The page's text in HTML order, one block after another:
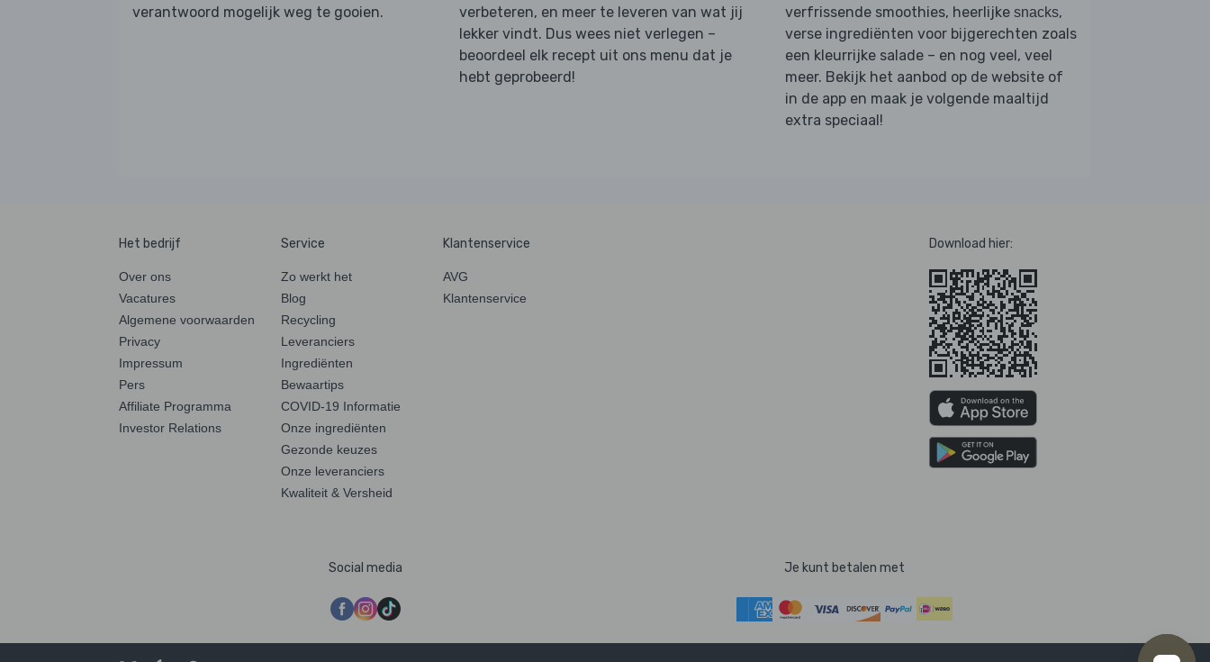
verantwoord mogelijk weg te gooien.
verbeteren, en meer te leveren van wat jij
lekker vindt. Dus wees niet verlegen –
beoordeel elk recept uit ons menu dat je
hebt geprobeerd!
verfrissende smoothies, heerlijke snacks,
verse ingrediënten voor bijgerechten zoals
een kleurrijke salade – en nog veel, veel
meer. Bekijk het aanbod op de website of
in de app en maak je volgende maaltijd
extra speciaal!
Het bedrijf
Over ons
Vacatures
Algemene voorwaarden
Privacy
Impressum
Pers
Affiliate Programma
Investor Relations
Service
Zo werkt het
Blog
Recycling
Leveranciers
Ingrediënten
Bewaartips
COVID-19 Informatie
Onze ingrediënten
Gezonde keuzes
Onze leveranciers
Kwaliteit & Versheid
Klantenservice
AVG
Klantenservice
Download hier:
Social media Je kunt betalen met